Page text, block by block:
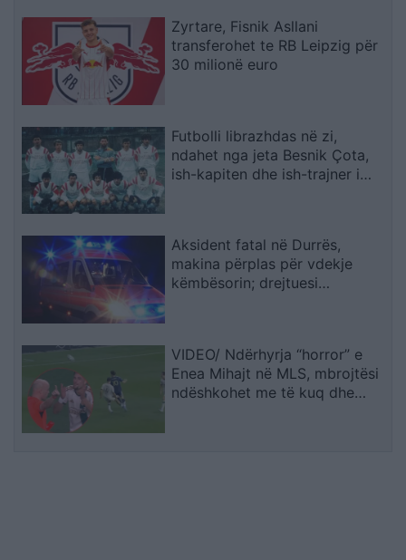
Zyrtare, Fisnik Asllani
transferohet te RB Leipzig për
30 milionë euro
Futbolli librazhdas në zi,
ndahet nga jeta Besnik Çota,
ish-kapiten dhe ish-trajner i
Aksident fatal në Durrës,
makina përplas për vdekje
këmbësorin; drejtuesi
VIDEO/ Ndërhyrja “horror” e
Enea Mihajt në MLS, mbrojtësi
ndëshkohet me të kuq dhe